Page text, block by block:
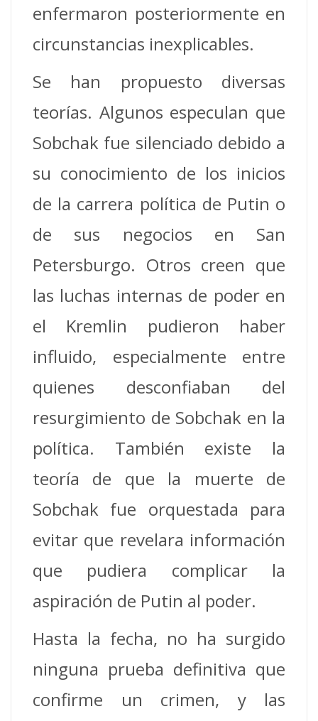
enfermaron posteriormente en
circunstancias inexplicables.
Se han propuesto diversas
teorías. Algunos especulan que
Sobchak fue silenciado debido a
su conocimiento de los inicios
de la carrera política de Putin o
de sus negocios en San
Petersburgo. Otros creen que
las luchas internas de poder en
el Kremlin pudieron haber
influido, especialmente entre
quienes desconfiaban del
resurgimiento de Sobchak en la
política. También existe la
teoría de que la muerte de
Sobchak fue orquestada para
evitar que revelara información
que pudiera complicar la
aspiración de Putin al poder.
Hasta la fecha, no ha surgido
ninguna prueba definitiva que
confirme un crimen, y las